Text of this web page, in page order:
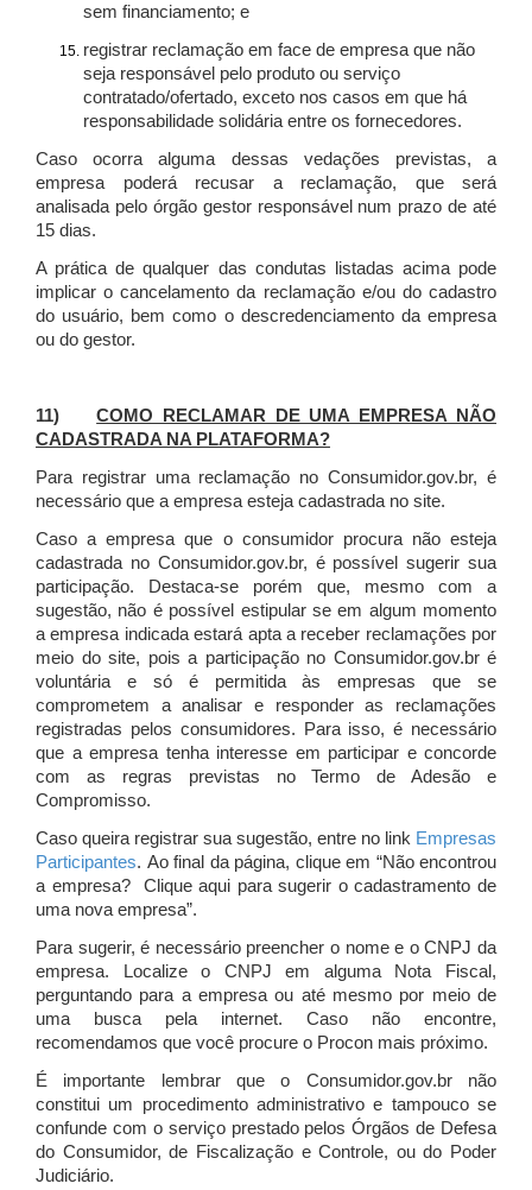
sem financiamento; e
registrar reclamação em face de empresa que não
seja responsável pelo produto ou serviço
contratado/ofertado, exceto nos casos em que há
responsabilidade solidária entre os fornecedores.
Caso ocorra alguma dessas vedações previstas, a
empresa poderá recusar a reclamação, que será
analisada pelo órgão gestor responsável num prazo de até
15 dias.
A prática de qualquer das condutas listadas acima pode
implicar o cancelamento da reclamação e/ou do cadastro
do usuário, bem como o descredenciamento da empresa
ou do gestor.
11)COMO RECLAMAR DE UMA EMPRESA NÃO
CADASTRADA NA PLATAFORMA?
Para registrar uma reclamação no Consumidor.gov.br, é
necessário que a empresa esteja cadastrada no site.
Caso a empresa que o consumidor procura não esteja
cadastrada no Consumidor.gov.br, é possível sugerir sua
participação. Destaca-se porém que, mesmo com a
sugestão, não é possível estipular se em algum momento
a empresa indicada estará apta a receber reclamações por
meio do site, pois a participação no Consumidor.gov.br é
voluntária e só é permitida às empresas que se
comprometem a analisar e responder as reclamações
registradas pelos consumidores. Para isso, é necessário
que a empresa tenha interesse em participar e concorde
com as regras previstas no Termo de Adesão e
Compromisso.
Caso queira registrar sua sugestão, entre no link Empresas
Participantes. Ao final da página, clique em “Não encontrou
a empresa? Clique aqui para sugerir o cadastramento de
uma nova empresa”.
Para sugerir, é necessário preencher o nome e o CNPJ da
empresa. Localize o CNPJ em alguma Nota Fiscal,
perguntando para a empresa ou até mesmo por meio de
uma busca pela internet. Caso não encontre,
recomendamos que você procure o Procon mais próximo.
É importante lembrar que o Consumidor.gov.br não
constitui um procedimento administrativo e tampouco se
confunde com o serviço prestado pelos Órgãos de Defesa
do Consumidor, de Fiscalização e Controle, ou do Poder
Judiciário.